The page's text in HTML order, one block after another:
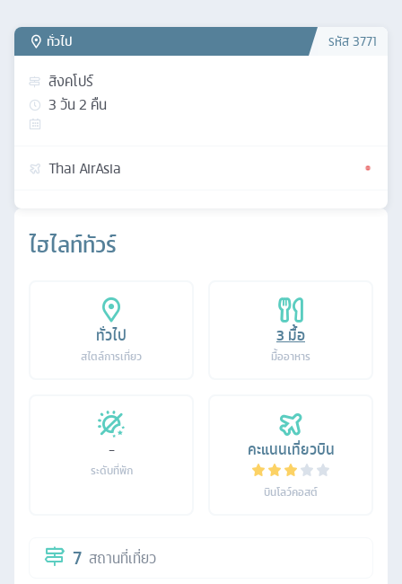
ไฮไลท์ทัวร์
ทั่วไป
สไตล์การเที่ยว
3 มื้อ
มื้ออาหาร
-
ระดับที่พัก
คะแนนเที่ยวบิน
บินโลว์คอสต์
7 สถานที่เที่ยว
ทั่วไป รหัส3771
สิงคโปร์
3วัน2 คืน
Thai AirAsia